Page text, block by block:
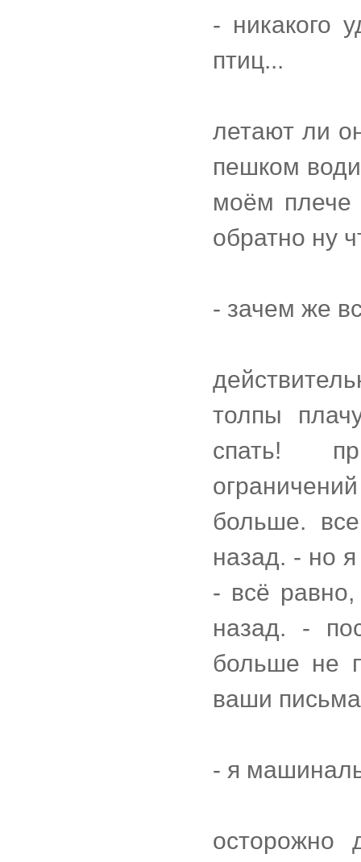
- никакого
птиц...
летают ли
пешком
моём плече
обратно ну
- зачем же
толпы
спать!
больше.
назад. - но
- всё
назад. -
больше не
ваши
- я
осторожно